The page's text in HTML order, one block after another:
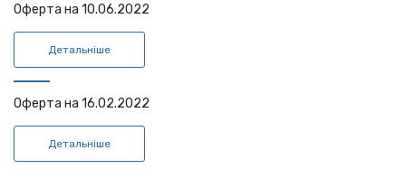
Оферта на 10.06.2022
Детальніше
Оферта на 16.02.2022
Детальніше